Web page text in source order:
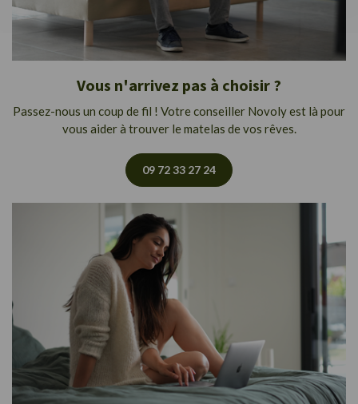
Vous n'arrivez pas à choisir ?
Passez-nous un coup de fil ! Votre conseiller Novoly est là pour
vous aider à trouver le matelas de vos rêves.
09 72 33 27 24